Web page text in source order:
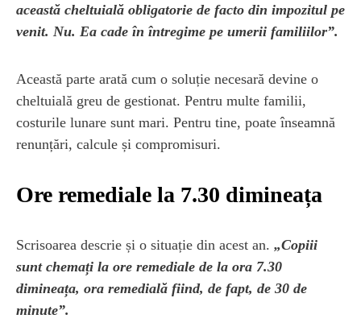
această cheltuială obligatorie de facto din impozitul pe
venit. Nu. Ea cade în întregime pe umerii familiilor”.
Această parte arată cum o soluție necesară devine o
cheltuială greu de gestionat. Pentru multe familii,
costurile lunare sunt mari. Pentru tine, poate înseamnă
renunțări, calcule și compromisuri.
Ore remediale la 7.30 dimineața
Scrisoarea descrie și o situație din acest an. „Copiii
sunt chemați la ore remediale de la ora 7.30
dimineața, ora remedială fiind, de fapt, de 30 de
minute”.